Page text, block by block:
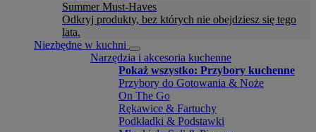
Summer Must-Haves
Odkryj produkty, bez których nie obejdziesz się tego
lata.
Niezbędne w kuchni
Narzędzia i akcesoria kuchenne
Pokaż wszystko: Przybory kuchenne
Przybory do Gotowania & Noże
On The Go
Rękawice & Fartuchy
Podkładki & Podstawki